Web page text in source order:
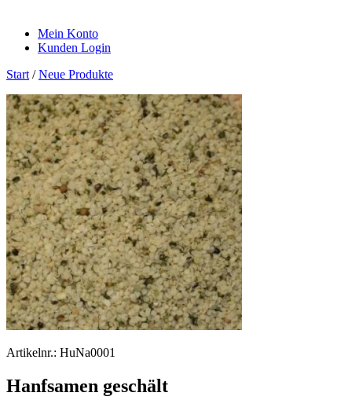
Mein Konto
Kunden Login
Start /Neue Produkte
Artikelnr.: HuNa0001
Hanfsamen geschält